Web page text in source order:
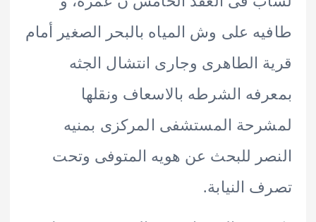
على وش المياه بالبحر الصغير أمام
الطاهرى وجارى انتشال الجثه
الشرطه بالاسعاف ونقلها
المستشفى المركزى بمنيه
للبحث عن هويه المتوفى وتحت
النيابة.